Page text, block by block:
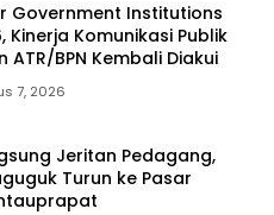
Government Institutions
Kinerja Komunikasi Publik
ATR/BPN Kembali Diakui
7, 2026
Jeritan Pedagang,
Turun ke Pasar